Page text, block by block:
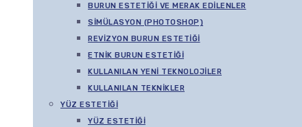
BURUN ESTETIĞI VE MERAK EDILENLER
SIMÜLASYON (PHOTOSHOP)
REVIZYON BURUN ESTETIĞI
ETNIK BURUN ESTETIĞI
KULLANILAN YENI TEKNOLOJILER
KULLANILAN TEKNIKLER
YÜZ ESTETIĞI
YÜZ ESTETIĞI